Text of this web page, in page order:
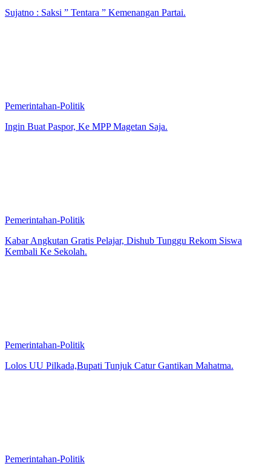
Sujatno : Saksi ” Tentara ” Kemenangan Partai.
Pemerintahan-Politik
Ingin Buat Paspor, Ke MPP Magetan Saja.
Pemerintahan-Politik
Kabar Angkutan Gratis Pelajar, Dishub Tunggu Rekom Siswa
Kembali Ke Sekolah.
Pemerintahan-Politik
Lolos UU Pilkada,Bupati Tunjuk Catur Gantikan Mahatma.
Pemerintahan-Politik